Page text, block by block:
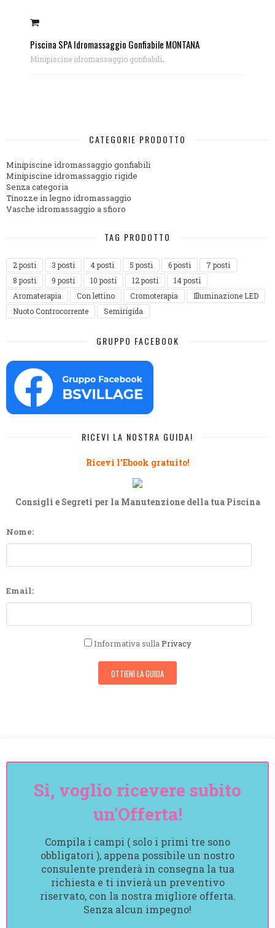
Piscina SPA Idromassaggio Gonfiabile MONTANA
Minipiscine idromassaggio gonfiabili.
CATEGORIE PRODOTTO
Minipiscine idromassaggio gonfiabili
Minipiscine idromassaggio rigide
Senza categoria
Tinozze in legno idromassaggio
Vasche idromassaggio a sfioro
TAG PRODOTTO
2 posti 3 posti 4 posti 5 posti 6 posti
7 posti
8 posti
9 posti 10 posti 12 posti
14 posti
Aromaterapia
Con lettino Cromoterapia
Illuminazione LED
Nuoto Controcorrente
Semirigida
GRUPPO FACEBOOK
RICEVI LA NOSTRA GUIDA!
Ricevi l'Ebook gratuito!
Consigli e Segreti per la Manutenzione della tua Piscina
Nome:
Email:
Informativa sullaPrivacy
Si, voglio ricevere subito
un'Offerta!
Compila i campi ( solo i primi tre sono
obbligatori ), appena possibile un nostro
consulente prenderà in consegna la tua
richiesta e ti invierà un preventivo
riservato, con la nostra migliore offerta.
Senza alcun impegno!